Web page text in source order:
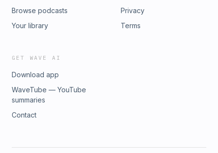
Browse podcasts
Your library
Privacy
Terms
GET WAVE AI
Download app
WaveTube — YouTube
summaries
Contact